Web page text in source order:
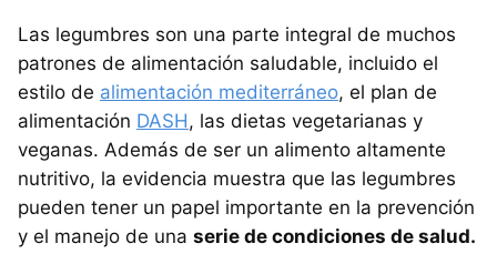
Las legumbres son una parte integral de muchos
patrones de alimentación saludable, incluido el
estilo de alimentación mediterráneo, el plan de
alimentación DASH, las dietas vegetarianas y
veganas. Además de ser un alimento altamente
nutritivo, la evidencia muestra que las legumbres
pueden tener un papel importante en la prevención
y el manejo de una serie de condiciones de salud.